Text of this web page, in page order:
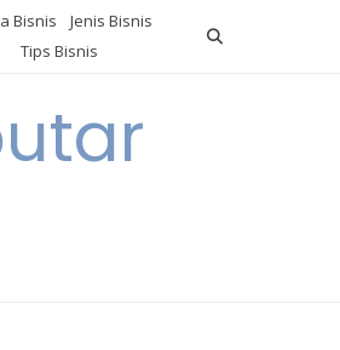
Bisnis
Jenis Bisnis
Tips Bisnis